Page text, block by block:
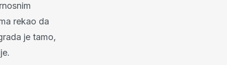
rekao da
je tamo,